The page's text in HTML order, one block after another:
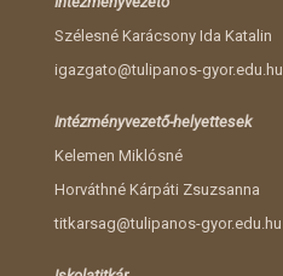
Szélesné Karácsony Ida Katalin
igazgato@tulipanos-gyor.edu.hu
Intézményvezető-helyettesek
Kelemen Miklósné
Horváthné Kárpáti Zsuzsanna
titkarsag@tulipanos-gyor.edu.hu